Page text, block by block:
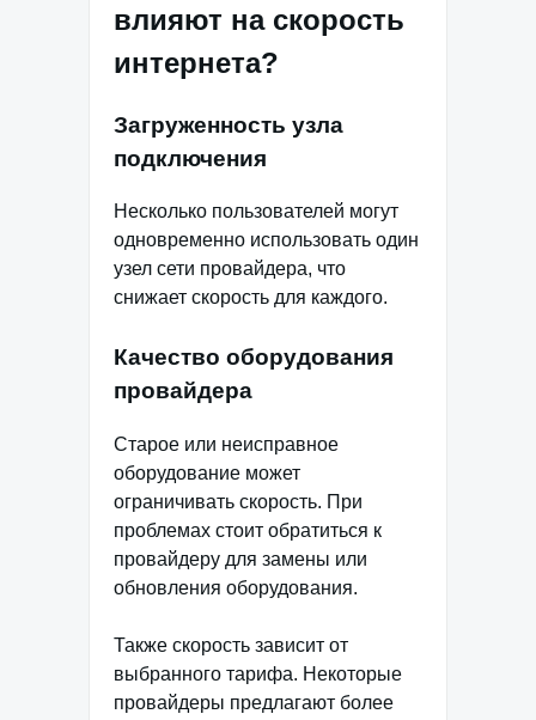
влияют на скорость
интернета?
Загруженность узла
подключения
Несколько пользователей могут
одновременно использовать один
узел сети провайдера, что
снижает скорость для каждого.
Качество оборудования
провайдера
Старое или неисправное
оборудование может
ограничивать скорость. При
проблемах стоит обратиться к
провайдеру для замены или
обновления оборудования.
Также скорость зависит от
выбранного тарифа. Некоторые
провайдеры предлагают более